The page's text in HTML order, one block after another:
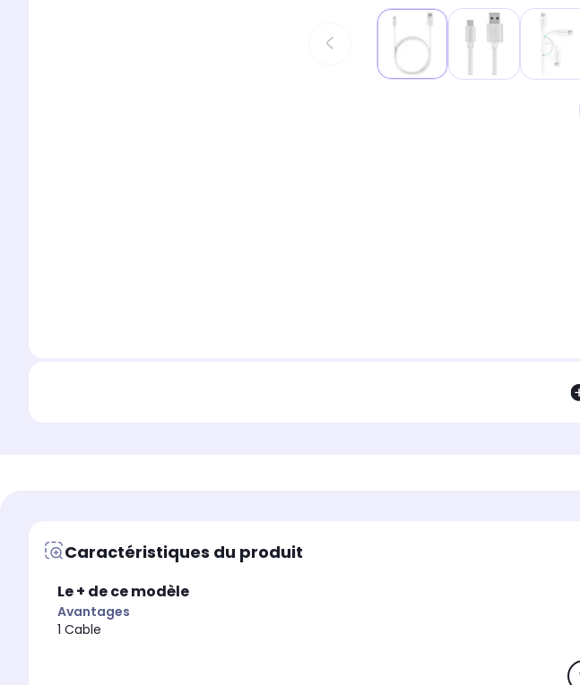
Caractéristiques du produit
Le + de ce modèle
Avantages
1 Cable